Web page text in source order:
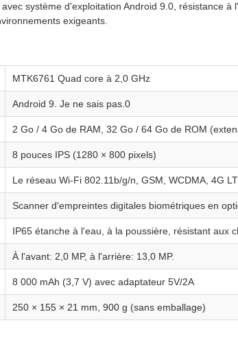
système d'exploitation Android 9.0, résistance
exigeants.
MTK6761 Quad core à 2,0 GHz
Android 9. Je ne sais pas.0
2 Go / 4 Go de RAM, 32 Go / 64 Go de ROM
8 pouces IPS (1280 × 800 pixels)
Le réseau Wi-Fi 802.11b/g/n, GSM, WCDMA, 4G
Scanner d'empreintes digitales biométriques en
IP65 étanche à l'eau, à la poussière, résistant aux
À l'avant: 2,0 MP, à l'arrière: 13,0 MP.
8 000 mAh (3,7 V) avec adaptateur 5V/2A
250 × 155 × 21 mm, 900 g (sans emballage)